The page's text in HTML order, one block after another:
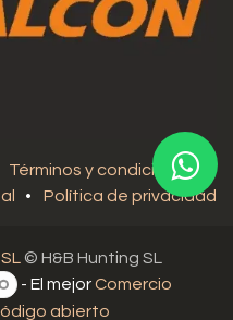
Términos y condiciones
•
• Política de privacidad
© H&B Hunting SL
- El mejorComercio
abierto